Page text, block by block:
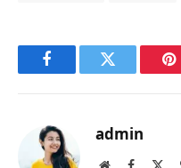
FacebookTwitter
admin
WebsiteFacebook